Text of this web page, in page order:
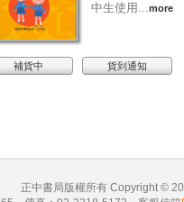
中生使用...more
補貨中 貨到通知
正中書局版權所有 Copyright ©